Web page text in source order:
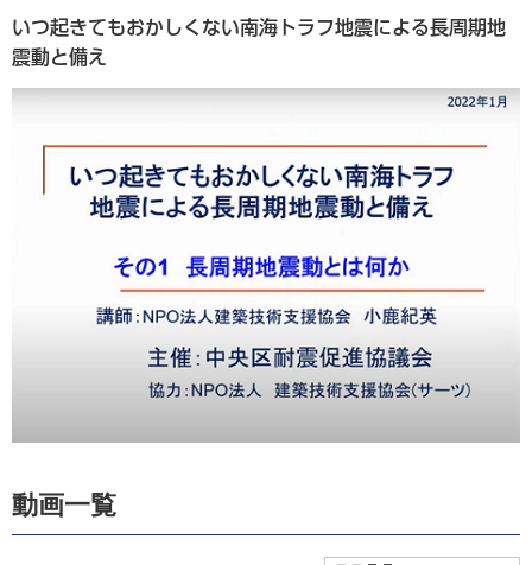
いつ起きてもおかしくない南海トラフ地震による長周期地
震動と備え
動画一覧